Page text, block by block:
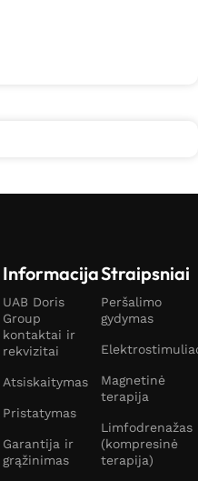
Informacija
UAB Doris
Group
kontaktai ir
rekvizitai
Atsiskaitymas
Pristatymas
Garantija ir
grąžinimas
Straipsniai
Peršalimo
gydymas
Magnetinė
terapija
Limfodrenažas
(kompresinė
terapija)